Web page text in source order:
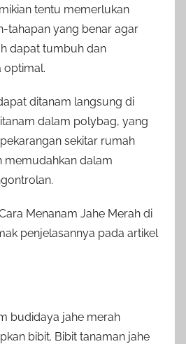
tentu memerlukan
tahapan yang benar agar
dapat tumbuh dan
optimal.
ditanam langsung di
dalam polybag, yang
sekitar rumah
memudahkan dalam
Menanam Jahe Merah di
penjelasannya pada artikel
budidaya jahe merah
bibit. Bibit tanaman jahe